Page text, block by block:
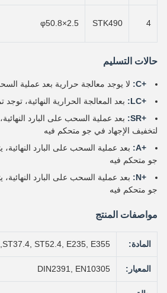
4
STK490
φ50.8×2.5
حالات التسليم
+C:
لا يوجد معالجة حرارية بعد عملية
+LC:
بعد المعالجة الحرارية النهائية،
+SR:
بعد عملية السحب على البارد
لتخفيف الإجهاد في جو متحكم فيه
+A:
بعد عملية السحب على البارد النهائية،
جو متحكم فيه
+N:
بعد عملية السحب على البارد النهائية،
جو متحكم فيه
مواصفات المنتج
المادة: ST37.4, ST52.4, E235, E355, إلخ.
المعيار: DIN2391, EN10305